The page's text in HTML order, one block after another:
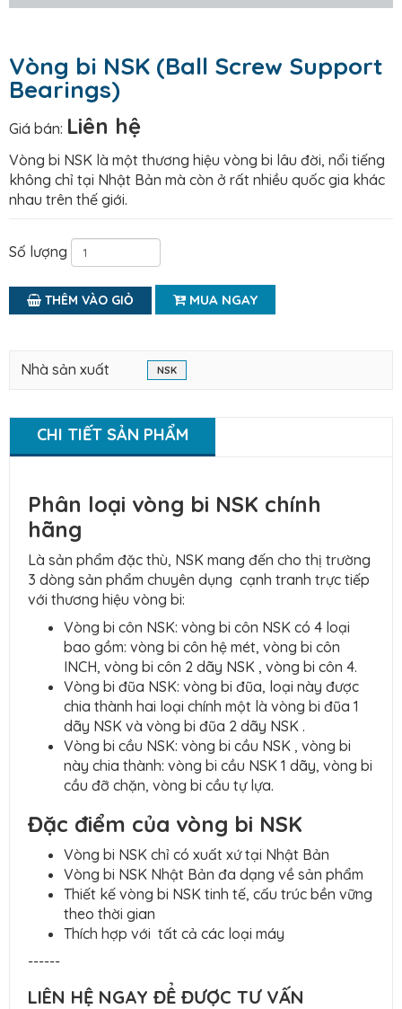
Vòng bi NSK (Ball Screw Support
Bearings)
Giá bán: Liên hệ
Vòng bi NSK là một thương hiệu vòng bi lâu đời, nổi tiếng
không chỉ tại Nhật Bản mà còn ở rất nhiều quốc gia khác
nhau trên thế giới.
Số lượng
THÊM VÀO GIỎ MUA NGAY
Nhà sản xuất NSK
CHI TIẾT SẢN PHẨM
Phân loại vòng bi NSK chính
hãng
Là sản phẩm đặc thù, NSK mang đến cho thị trường
3 dòng sản phẩm chuyên dụng cạnh tranh trực tiếp
với thương hiệu vòng bi:
Vòng bi côn NSK: vòng bi côn NSK có 4 loại
bao gồm: vòng bi côn hệ mét, vòng bi côn
INCH, vòng bi côn 2 dãy NSK , vòng bi côn 4.
Vòng bi đũa NSK: vòng bi đũa, loại này được
chia thành hai loại chính một là vòng bi đũa 1
dãy NSK và vòng bi đũa 2 dãy NSK .
Vòng bi cầu NSK: vòng bi cầu NSK , vòng bi
này chia thành: vòng bi cầu NSK 1 dãy, vòng bi
cầu đỡ chặn, vòng bi cầu tự lựa.
Đặc điểm của vòng bi NSK
Vòng bi NSK chỉ có xuất xứ tại Nhật Bản
Vòng bi NSK Nhật Bản đa dạng về sản phẩm
Thiết kế vòng bi NSK tinh tế, cấu trúc bền vững
theo thời gian
Thích hợp với tất cả các loại máy
------
LIÊN HỆ NGAY ĐỂ ĐƯỢC TƯ VẤN